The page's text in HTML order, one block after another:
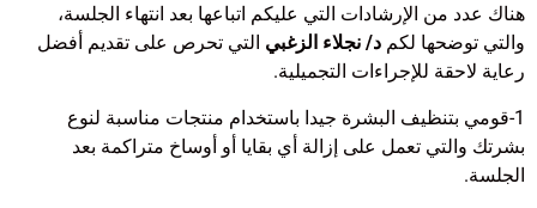
هناك عدد من الإرشادات التي عليكم اتباعها بعد انتهاء الجلسة،
والتي توضحها لكم د/ نجلاء الزغبي التي تحرص على تقديم أفضل
رعاية لاحقة للإجراءات التجميلية.
1-قومي بتنظيف البشرة جيدا باستخدام منتجات مناسبة لنوع
بشرتك والتي تعمل على إزالة أي بقايا أو أوساخ متراكمة بعد
الجلسة.